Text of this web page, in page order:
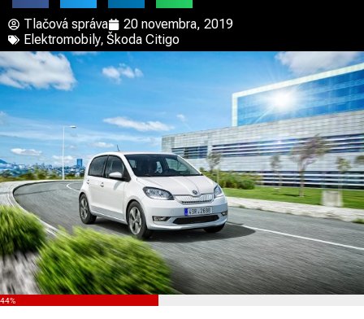
Tlačová správa
20 novembra, 2019
Elektromobily, Škoda Citigo
44%